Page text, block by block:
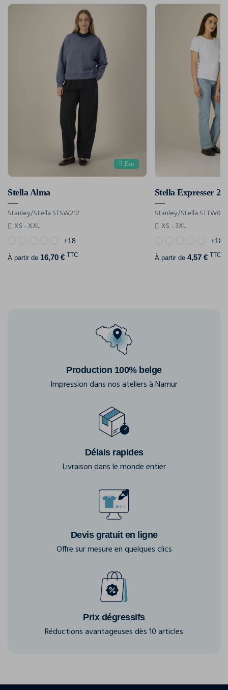
Eco
Stella Alma
Stanley/Stella STSW212
XS - XXL
+18
À partir de 16,70 € TTC
Stella Expresser 2.0
Stanley/Stella STTW079
XS - 3XL
+18
À partir de 4,57 € TTC
Production 100% belge
Impression dans nos ateliers à Namur
Délais rapides
Livraison dans le monde entier
Devis gratuit en ligne
Offre sur mesure en quelques clics
Prix dégressifs
Réductions avantageuses dès 10 articles